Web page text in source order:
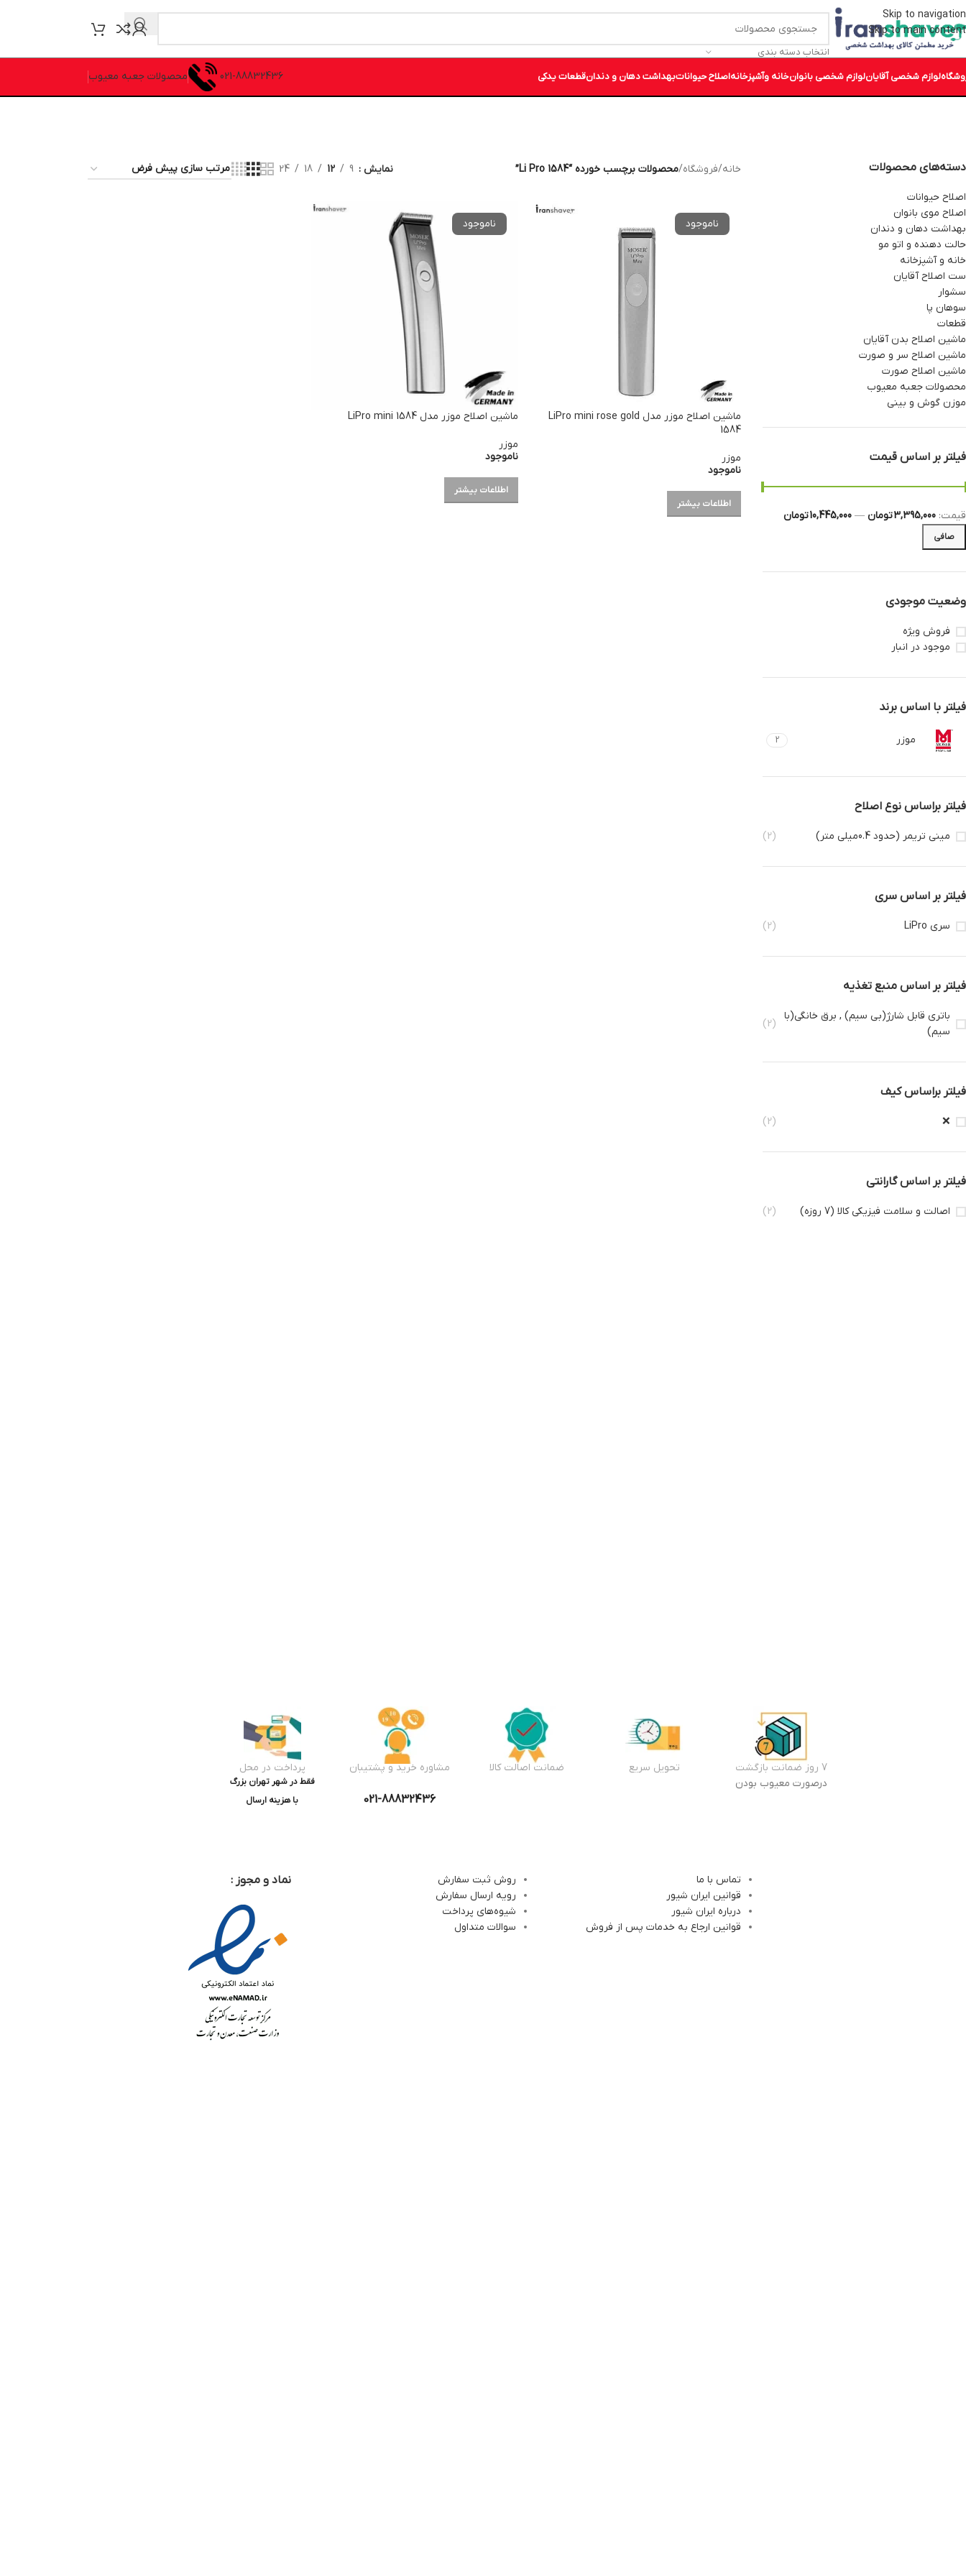
Skip to navigation
Skip to main content
انتخاب دسته بندی
لوازم شخصی آقایانلوازم شخصی بانوانخانه وآشپزخانهاصلاح حیواناتبهداشت دهان و دندانقطعات یدکی 021-88832436 محصولات جعبه معیوب
دسته‌های محصولات
اصلاح حیوانات
اصلاح موی بانوان
بهداشت دهان و دندان
حالت دهنده و اتو مو
خانه و آشپزخانه
ست اصلاح آقایان
سشوار
سوهان پا
قطعات
ماشین اصلاح بدن آقایان
ماشین اصلاح سر و صورت
ماشین اصلاح صورت
محصولات جعبه معیوب
موزن گوش و بینی
فیلتر بر اساس قیمت
صافی
قيمت: 3,395,000 تومان — 10,445,000 تومان
وضعیت موجودی
فروش ویژه
موجود در انبار
فیلتر با اساس برند
موزر 2
فیلتر براساس نوع اصلاح
مینی تریمر (حدود 0.4میلی متر) (2)
فیلتر بر اساس سری
سری LiPro (2)
فیلتر بر اساس منبع تغذیه
باتری قابل شارژ(بی سیم) , برق خانگی(با
سیم)
(2)
فیلتر براساس کیف
❌
(2)
فیلتر بر اساس گارانتی
اصالت و سلامت فیزیکی کالا (7 روزه) (2)
خانه/فروشگاه/محصولات برچسب خورده “Li Pro 1584” نمایش 9
12
18
24
ماشین اصلاح موزر مدل LiPro mini rose gold
1584
موزر
ناموجود
اطلاعات بیشتر
ماشین اصلاح موزر مدل LiPro mini 1584
موزر
ناموجود
اطلاعات بیشتر
7 روز ضمانت بازگشت
درصورت معیوب بودن
تحویل سریع ضمانت اصالت کالا مشاوره خرید و پشتیبان
021-88832436
پرداخت در محل
فقط در شهر تهران بزرگ
با هزینه ارسال
تماس با ما
قوانین ایران شیور
درباره ایران شیور
قوانین ارجاع به خدمات پس از فروش
روش ثبت سفارش
رویه ارسال سفارش
شیوه‌های پرداخت
سوالات متداول
نماد و مجوز :